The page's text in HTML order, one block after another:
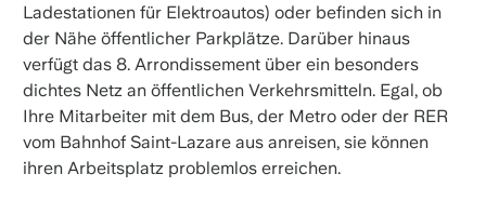
Ladestationen für Elektroautos) oder befinden sich in
der Nähe öffentlicher Parkplätze. Darüber hinaus
verfügt das 8. Arrondissement über ein besonders
dichtes Netz an öffentlichen Verkehrsmitteln. Egal, ob
Ihre Mitarbeiter mit dem Bus, der Metro oder der RER
vom Bahnhof Saint-Lazare aus anreisen, sie können
ihren Arbeitsplatz problemlos erreichen.